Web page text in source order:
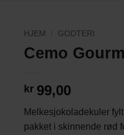
HJEM GODTERI
Cemo
kr 99,00
Melkesjokoladekuler
pakket i skinnende rød